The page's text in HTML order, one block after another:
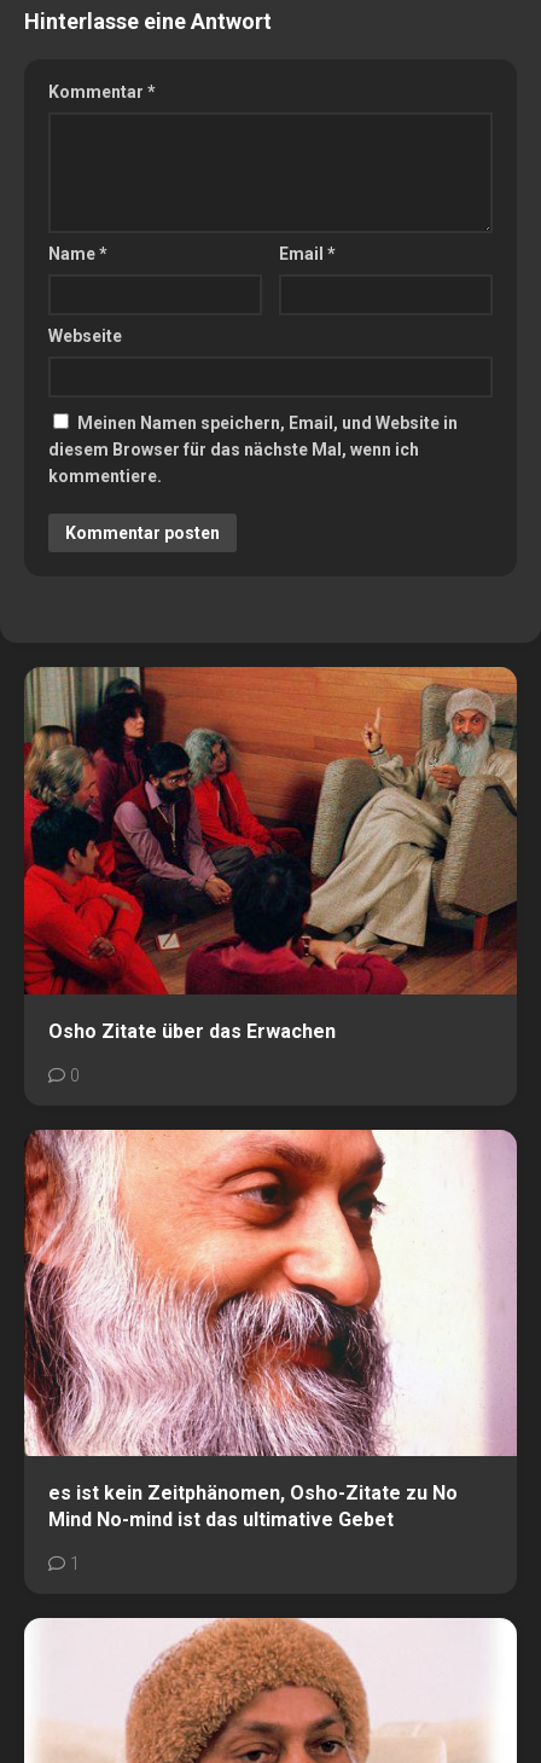
Hinterlasse eine Antwort
Kommentar *
Name* Email*
Webseite
Meinen Namen speichern, Email, und Website in
diesem Browser für das nächste Mal, wenn ich
kommentiere.
Osho Zitate über das Erwachen
0
es ist kein Zeitphänomen, Osho-Zitate zu No
Mind No-mind ist das ultimative Gebet
1